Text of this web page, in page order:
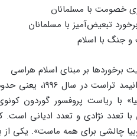
خصومت با مسلمانان
تبعیض‌آمیز با مسلمانان
جنگ با اسلام
برخوردها بر مبنای اسلام هراسی
با تعدد نژادی و تعدد ادیانی
چالشی برای همه ماست». یکی